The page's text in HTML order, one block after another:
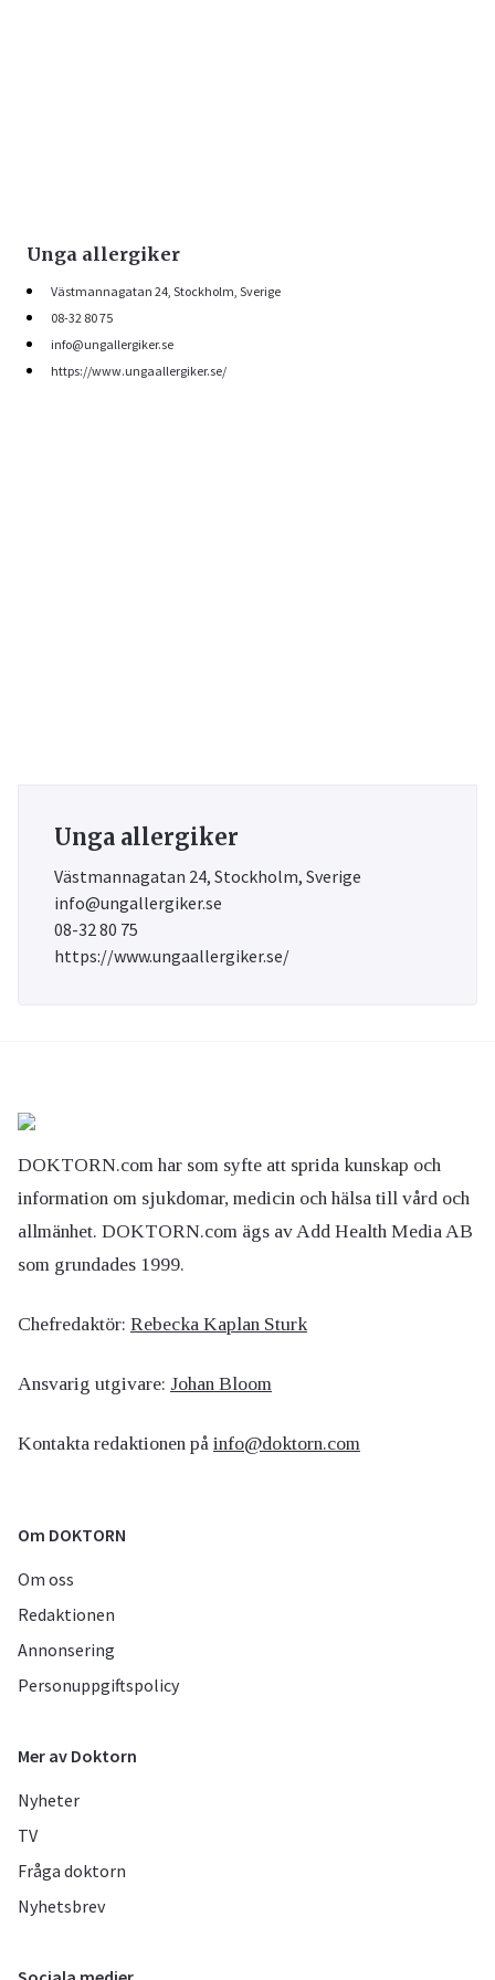
Unga allergiker
Västmannagatan 24, Stockholm, Sverige
08-32 80 75
info@ungallergiker.se
https://www.ungaallergiker.se/
Unga allergiker
Västmannagatan 24, Stockholm, Sverige
info@ungallergiker.se
08-32 80 75
https://www.ungaallergiker.se/
DOKTORN.com har som syfte att sprida kunskap och
information om sjukdomar, medicin och hälsa till vård och
allmänhet. DOKTORN.com ägs av Add Health Media AB
som grundades 1999.
Chefredaktör: Rebecka Kaplan Sturk
Ansvarig utgivare: Johan Bloom
Kontakta redaktionen på info@doktorn.com
Om DOKTORN
Om oss
Redaktionen
Annonsering
Personuppgiftspolicy
Mer av Doktorn
Nyheter
TV
Fråga doktorn
Nyhetsbrev